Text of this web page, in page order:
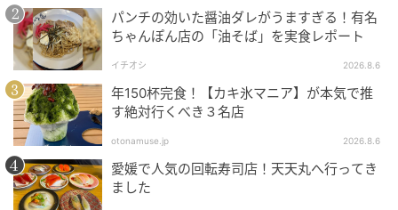
ergarden2026.php
■小布施 寄り付き料理 蔵部 銀座 住所：東京都中央区
銀座5-12-6 CURA GINZA 13階／ルーフトップテラス
営業時間：ランチ 11:00～16:00／ディナー 17:00～
22:30(LO.21:30) 席数：13階 88席(個室2室)／ルーフト
ップテラス 45席 定休日：なし アクセス：地下鉄「東
銀座駅」徒歩1分／地下鉄「銀座駅」徒歩3分 公式
HP：
パンチの効いた醤油ダレがうますぎる！有名
ちゃんぽん店の「油そば」を実食レポート
イチオシ 2026.8.6
年150杯完食！【カキ氷マニア】が本気で推
す絶対行くべき３名店
otonamuse.jp 2026.8.6
愛媛で人気の回転寿司店！天天丸へ行ってき
ました